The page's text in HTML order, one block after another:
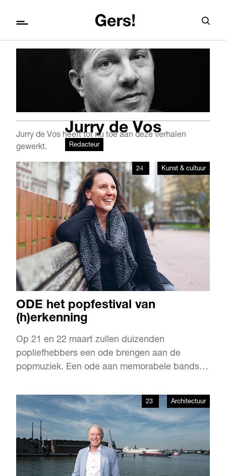
Jurry de Vos
Redacteur
Jurry de Vos heeft tot nu toe aan deze verhalen
gewerkt.
24 Kunst & cultuur
ODE het popfestival van
(h)erkenning
Op 21 en 22 maart zullen duizenden
popliefhebbers een ode brengen aan de
popmuziek. Een ode aan memorabele bands
stempel drukken op onze muziek. Rotterdam
Ahoy zal opnieuw popgeschiedenis gaan
schrijven. Hoog tijd eens kennis te maken met
de initiatiefneemster van dit festival: Eva van …
23 Architectuur